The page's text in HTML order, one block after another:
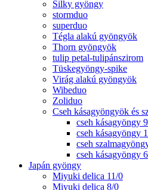
Silky gyöngy
stormduo
superduo
Tégla alakú gyöngyök
Thorn gyöngyök
tulip petal-tulipánszirom
Tüskegyöngy-spike
Virág alakú gyöngyök
Wibeduo
Zoliduo
Cseh kásagyöngyök és
cseh kásagyöngy
cseh kásagyöngy
cseh
cseh kásagyöngy
Japán gyöngy
Miyuki delica 11/0
Miyuki delica 8/0